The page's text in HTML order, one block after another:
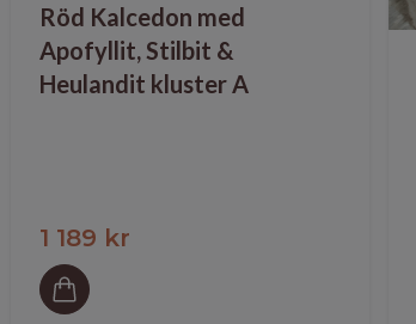
Röd Kalcedon med
Apofyllit, Stilbit &
Heulandit kluster A
1 189 kr